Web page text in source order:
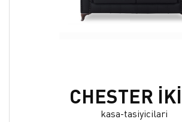
CHESTER
kasa-tasiyicilari